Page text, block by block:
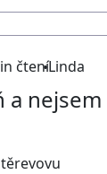
čteníLinda
a nejsem